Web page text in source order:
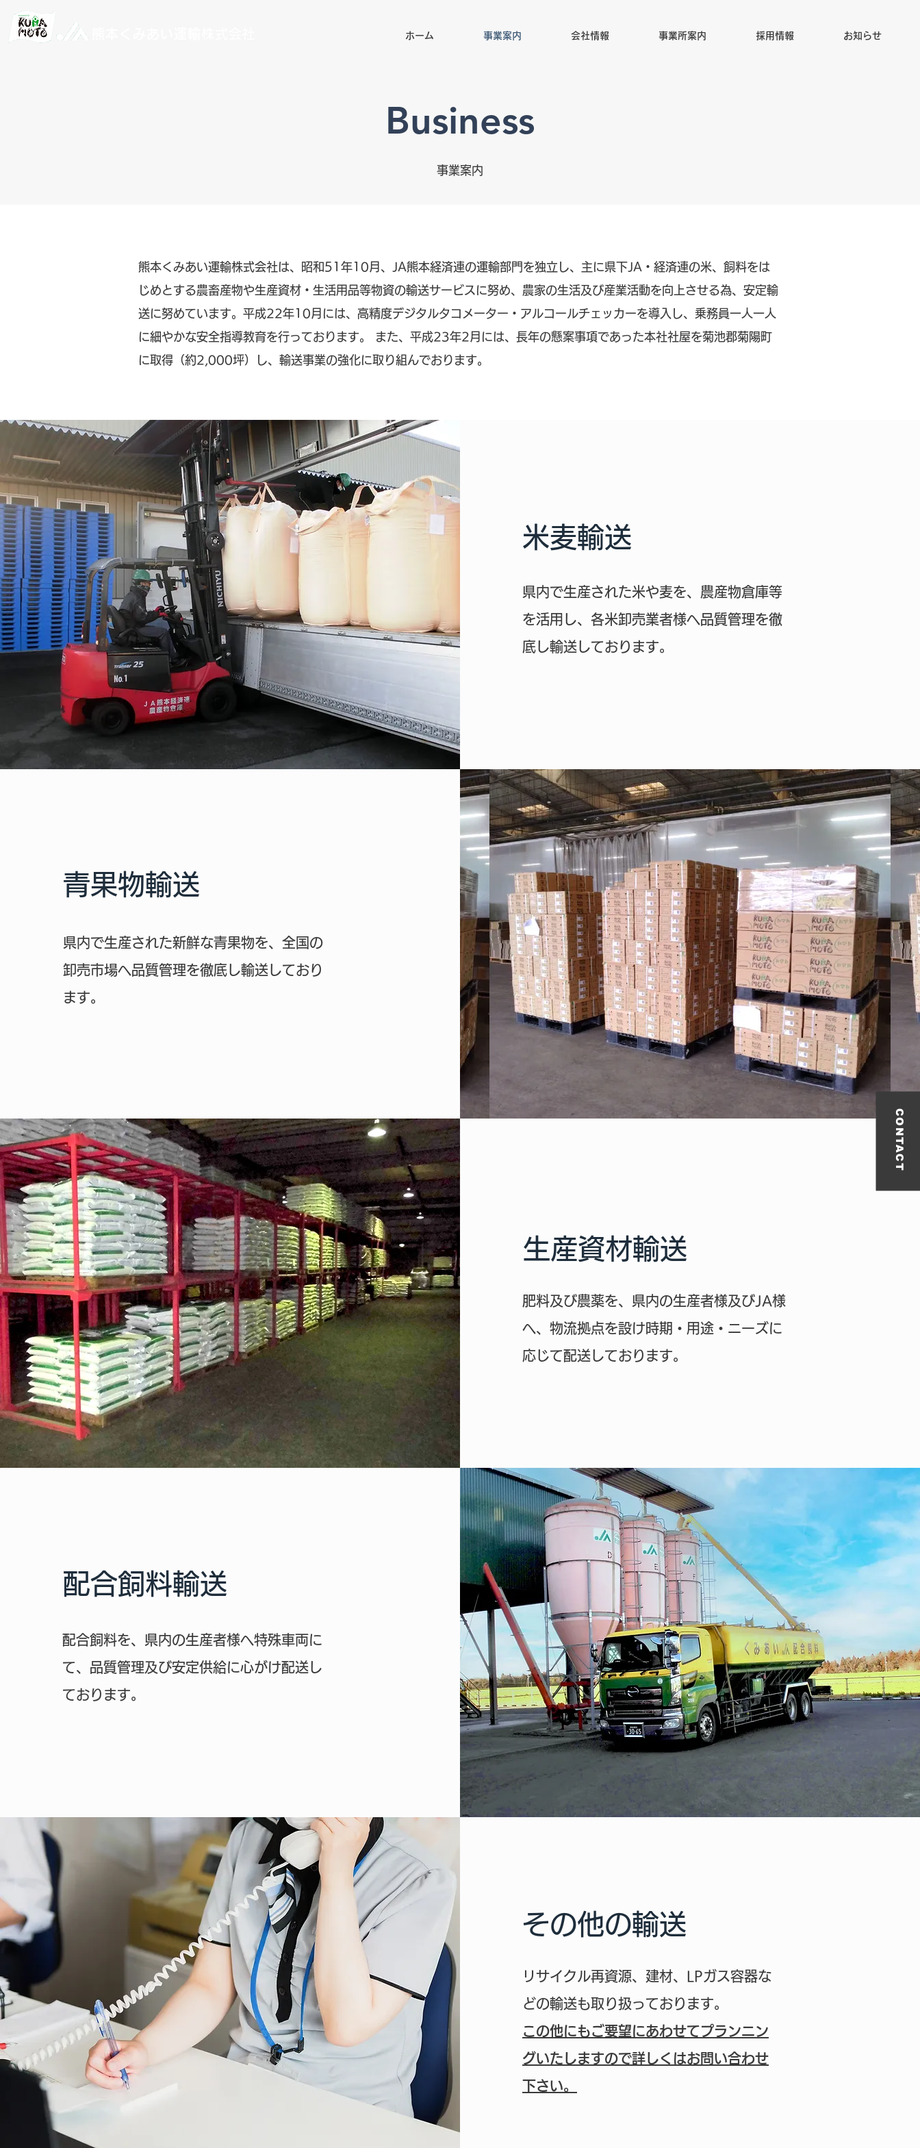
ホーム 事業案内 会社情報 事業所案内 採用情報 お知らせ
CONTACT
Business
事業案内
熊本くみあい運輸株式会社は、昭和51年10月、JA熊本経済連の運輸部門を独立し、主に県下JA・経済連の米、飼料をは
じめとする農畜産物や生産資材・生活用品等物資の輸送サービスに努め、農家の生活及び産業活動を向上させる為、安定輸
送に努めています。平成22年10月には、高精度デジタルタコメーター・アルコールチェッカーを導入し、乗務員一人一人
に細やかな安全指導教育を行っております。 また、平成23年2月には、長年の懸案事項であった本社社屋を菊池郡菊陽町
に取得（約2,000坪）し、輸送事業の強化に取り組んでおります。
米麦輸送
県内で生産された米や麦を、農産物倉庫等
を活用し、各米卸売業者様へ品質管理を徹
底し輸送しております。
青果物輸送
県内で生産された新鮮な青果物を、全国の
卸売市場へ品質管理を徹底し輸送しており
ます。
生産資材輸送
肥料及び農薬を、県内の生産者様及びJA様
へ、物流拠点を設け時期・用途・ニーズに
応じて配送しております。
配合飼料輸送
配合飼料を、県内の生産者様へ特殊車両に
て、品質管理及び安定供給に心がけ配送し
ております。
その他の輸送
リサイクル再資源、建材、LPガス容器な
どの輸送も取り扱っております。
この他にもご要望にあわせてプランニン
グいたしますので詳しくはお問い合わせ
下さい。